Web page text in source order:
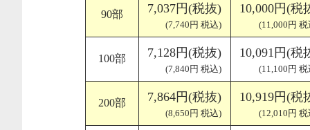
90部 7,037円(税抜)
(7,740円 税込)
10,000円(税
(11,000円 税
100部 7,128円(税抜)
(7,840円 税込)
10,091円(税
(11,100円 税
200部 7,864円(税抜)
(8,650円 税込)
10,919円(税
(12,010円 税